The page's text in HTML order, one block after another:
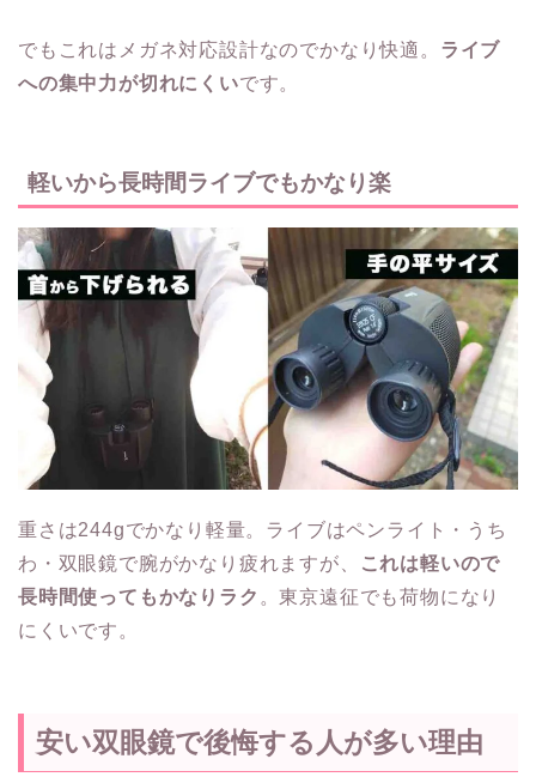
でもこれはメガネ対応設計なのでかなり快適。 ライブ
への集中力が切れにくいです。
軽いから長時間ライブでもかなり楽
重さは244gでかなり軽量。ライブはペンライト・うち
わ・双眼鏡で腕がかなり疲れますが、
これは軽いので
長時間使ってもかなりラク 。東京遠征でも荷物になり
にくいです。
安い双眼鏡で後悔する人が多い理由